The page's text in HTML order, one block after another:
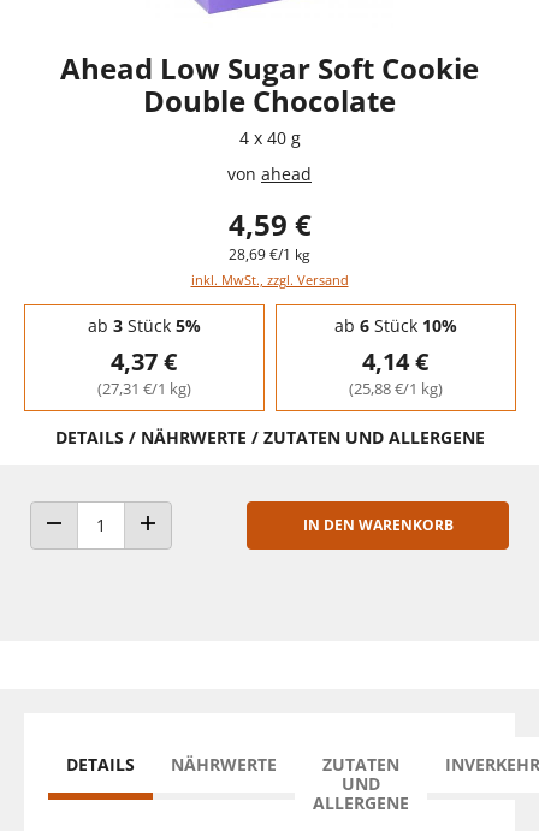
Ahead Low Sugar Soft Cookie
Double Chocolate
4 x 40 g
von ahead
4,59 €
28,69 €/1 kg
inkl. MwSt., zzgl. Versand
Staffelpreise - Mengenrabatt
ab 3Stück 5%
4,37 €
(27,31 €/1 kg)
ab 6Stück 10%
4,14 €
(25,88 €/1 kg)
DETAILS / NÄHRWERTE / ZUTATEN UND ALLERGENE
ANZAHL VERRINGERNANZAHL ERHÖHEN
IN DEN WARENKORB
DETAILS NÄHRWERTE
ZUTATEN
UND
ALLERGENE